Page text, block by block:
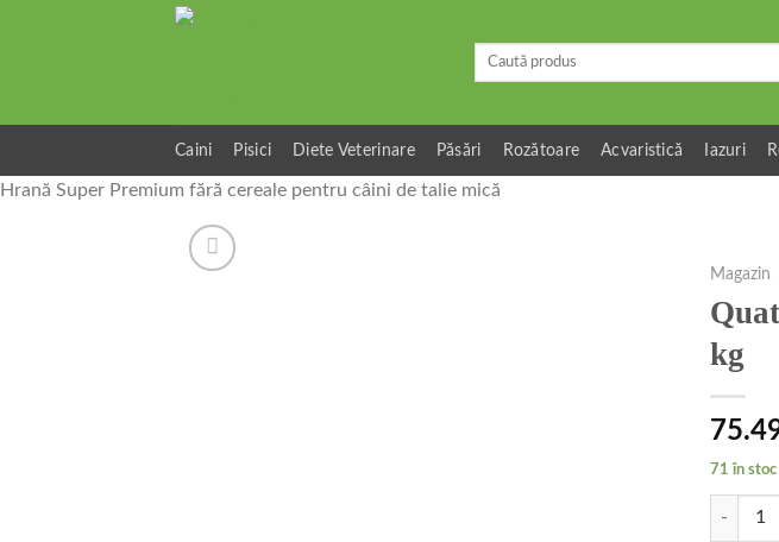
Caută
Caini Pisici Diete Veterinare Păsări Rozătoare Acvaristică Iazuri
Hrană Super Premium fără cereale pentru câini de talie mică
Magazin
kg
71 în stoc